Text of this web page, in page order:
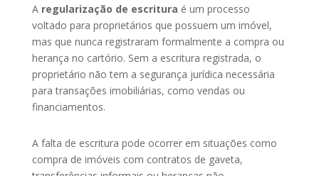
A regularização de escritura é um processo
voltado para proprietários que possuem um imóvel,
mas que nunca registraram formalmente a compra ou
herança no cartório. Sem a escritura registrada, o
proprietário não tem a segurança jurídica necessária
para transações imobiliárias, como vendas ou
financiamentos.
A falta de escritura pode ocorrer em situações como
compra de imóveis com contratos de gaveta,